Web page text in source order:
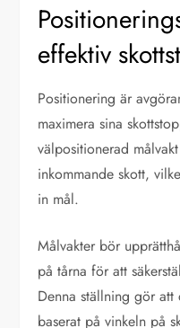
effektiv
Positionering är
maximera sina
välpositionerad
inkommande skott,
in mål.
Målvakter bör
på tårna för att
Denna ställning gör
baserat på vinkeln på